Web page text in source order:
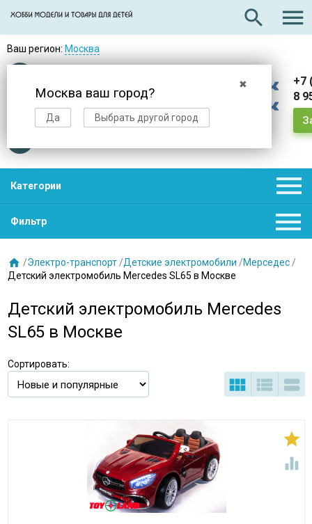
search 
Ваш регион: Москва
✖
Москва ваш город?
Да Выбрать другой город
Доставкав день заказа
+7
8
Категории 
Фильтр 
 /Электро-транспорт /Детские электромобили /Мерседес /
Детский электромобиль Mercedes SL65 в Москве
Детский электромобиль Mercedes
SL65 в Москве
Сортировать:
  

